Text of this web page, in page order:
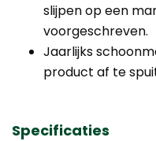
slijpen op een
voorgeschreven.
Jaarlijks
product af te
Specificaties